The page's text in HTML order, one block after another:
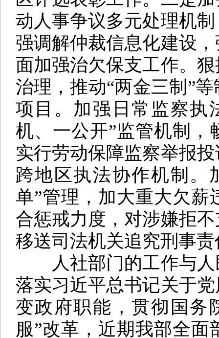
动人事争议多元处理机
强调解仲裁信息化建设
面加强治欠保支工作。
治理，推动“两金三制”
项目。加强日常监察执
机、一公开”监管机制，
实行劳动保障监察举报
跨地区执法协作机制。
单”管理，加大重大欠薪
合惩戒力度，对涉嫌拒
移送司法机关追究刑事责
人社部门的工作与
落实习近平总书记关于
变政府职能，贯彻国务
服”改革 ， 近期我部全面